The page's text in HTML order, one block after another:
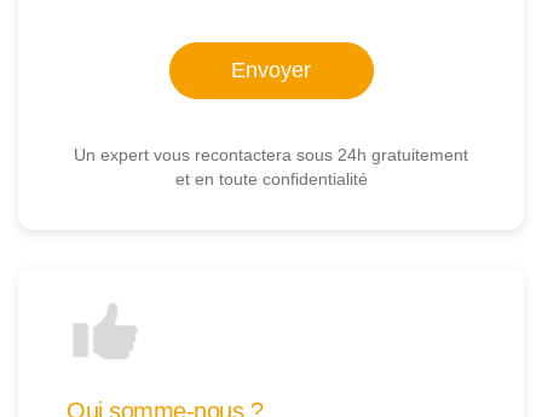
Un expert vous recontactera sous 24h gratuitement
et en toute confidentialité
Qui somme-nous ?